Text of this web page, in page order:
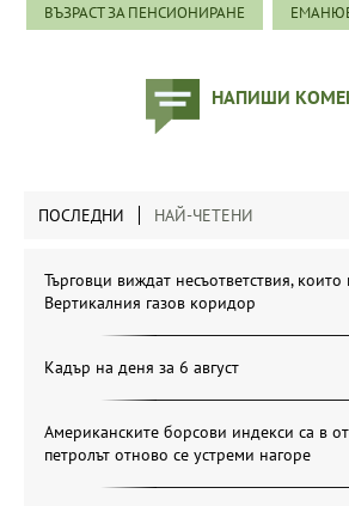
ВЪЗРАСТ ЗА ПЕНСИОНИРАНЕ
НАПИШИ
ПОСЛЕДНИ НАЙ-ЧЕТЕНИ
Търговци виждат несъответствия,
Вертикалния газов коридор
Кадър на деня за 6 август
Американските борсови индекси са в
петролът отново се устреми нагоре